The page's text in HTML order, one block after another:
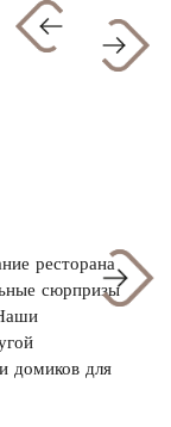
ресторана
сюрпризы
домиков для